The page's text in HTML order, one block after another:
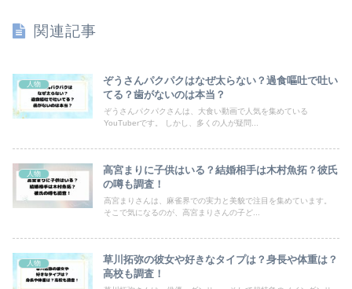
関連記事
人物
ぞうさんパクパクはなぜ太らない？過食嘔吐で吐い
てる？歯がないのは本当？
ぞうさんパクパクさんは、大食い動画で人気を集めている
YouTuberです。 しかし、多くの人が疑問...
人物
高宮まりに子供はいる？結婚相手は木村魚拓？彼氏
の噂も調査！
高宮まりさんは、麻雀界での実力と美貌で注目を集めています。
そこで気になるのが、高宮まりさんの子ど...
人物
草川拓弥の彼女や好きなタイプは？身長や体重は？
高校も調査！